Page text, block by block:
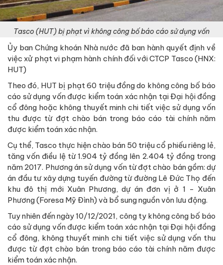
Tasco (HUT) bị phạt vì không công bố báo cáo sử dụng vốn
Ủy ban Chứng khoán Nhà nước đã ban hành quyết định về
việc xử phạt vi phạm hành chính đối với CTCP Tasco (HNX:
HUT)
Theo đó, HUT bị phạt 60 triệu đồng do không công bố báo
cáo sử dụng vốn được kiểm toán xác nhận tại Đại hội đồng
cổ đông hoặc không thuyết minh chi tiết việc sử dụng vốn
thu được từ đợt chào bán trong báo cáo tài chính năm
được kiểm toán xác nhận.
Cụ thể, Tasco thực hiện chào bán 50 triệu cổ phiếu riêng lẻ,
tăng vốn điều lệ từ 1.904 tỷ đồng lên 2.404 tỷ đồng trong
năm 2017. Phương án sử dụng vốn từ đợt chào bán gồm: dự
án đầu tư xây dựng tuyến đường từ đường Lê Đức Thọ đến
khu đô thị mới Xuân Phương, dự án đơn vị ở 1 - Xuân
Phương (Foresa Mỹ Đình) và bổ sung nguồn vôn lưu động.
Tuy nhiên đến ngày 10/12/2021, công ty không công bố báo
cáo sử dụng vốn được kiểm toán xác nhận tại Đại hội đồng
cổ đông, không thuyết minh chi tiết việc sử dụng vốn thu
được từ đợt chào bán trong báo cáo tài chính năm được
kiểm toán xác nhận.